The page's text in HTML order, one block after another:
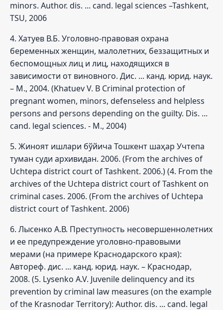
minors. Author. dis. ... cand. legal sciences –Tashkent,
TSU, 2006
4. Хатуев В.Б. Уголовно-правовая охрана
беременных женщин, малолетних, беззащитных и
беспомощных лиц и лиц, находящихся в
зависимости от виновного. Дис. ... канд. юрид. наук.
– М., 2004. (Khatuev V. B Criminal protection of
pregnant women, minors, defenseless and helpless
persons and persons depending on the guilty. Dis. ...
cand. legal sciences. - M., 2004)
5. Жиноят ишлари бўйича Тошкент шаҳар Учтепа
туман суди архивидан. 2006. (From the archives of
Uchtepa district court of Tashkent. 2006.) (4. From the
archives of the Uchtepa district court of Tashkent on
criminal cases. 2006. (From the archives of Uchtepa
district court of Tashkent. 2006)
6. Лысенко А.В. Преступность несовершеннолетних
и ее предупреждение уголовно-правовыми
мерами (на примере Краснодарского края):
Автореф. дис. ... канд. юрид. наук. – Краснодар,
2008. (5. Lysenko A.V. Juvenile delinquency and its
prevention by criminal law measures (on the example
of the Krasnodar Territory): Author. dis. ... cand. legal